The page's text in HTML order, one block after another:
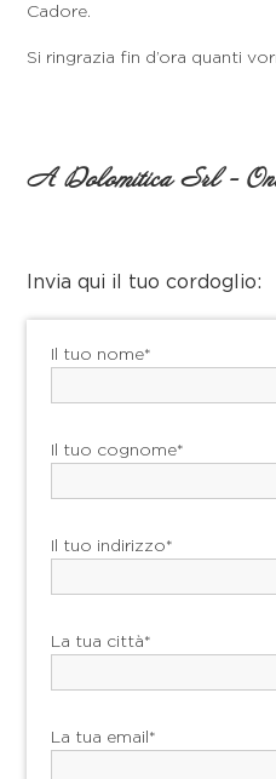
Cadore.
Si ringrazia fin d’ora quanti
A Dolomitica Srl -
Invia qui il tuo cordoglio:
Il tuo nome*
Il tuo cognome*
Il tuo indirizzo*
La tua città*
La tua email*